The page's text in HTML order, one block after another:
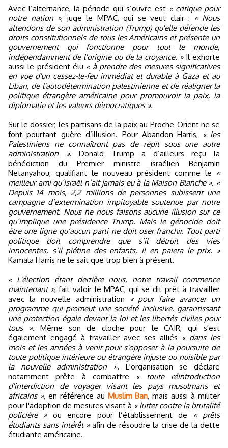
Avec l’alternance, la période qui s’ouvre est « critique pour
notre nation », juge le MPAC, qui se veut clair :
« Nous
attendons de son administration (Trump) qu'elle défende les
droits constitutionnels de tous les Américains et présente un
gouvernement qui fonctionne pour tout le monde,
indépendamment de l'origine ou de la croyance. »Il exhorte
aussi le président élu « à prendre des mesures significatives
en vue d'un cessez-le-feu immédiat et durable à Gaza et au
Liban, de l'autodétermination palestinienne et de réaligner la
politique étrangère américaine pour promouvoir la paix, la
diplomatie et les valeurs démocratiques ».
Sur le dossier, les partisans de la paix au Proche-Orient ne se
font pourtant guère d’illusion. Pour Abandon Harris,
« les
Palestiniens ne connaîtront pas de répit sous une autre
administration ». Donald Trump a d’ailleurs reçu la
bénédiction du Premier ministre israélien Benjamin
Netanyahou, qualifiant le nouveau président comme le
«
meilleur ami qu’Israël n’ait jamais eu à la Maison Blanche ». «
Depuis 14 mois, 2,2 millions de personnes subissent une
campagne d’extermination impitoyable soutenue par notre
gouvernement. Nous ne nous faisons aucune illusion sur ce
qu’implique une présidence Trump. Mais le génocide doit
être une ligne qu’aucun parti ne doit oser franchir. Tout parti
politique doit comprendre que s’il détruit des vies
innocentes, s’il piétine des enfants, il en paiera le prix. »
Kamala Harris ne le sait que trop bien à présent.
« L'élection étant derrière nous, notre travail commence
maintenant », fait valoir le MPAC, qui se dit prêt à travailler
avec la nouvelle administration
« pour faire avancer un
programme qui promeut une société inclusive, garantissant
une protection égale devant la loi et les libertés civiles pour
tous ». Même son de cloche pour le CAIR, qui s'est
également engagé à travailler avec ses alliés « dans les
mois et les années à venir pour s'opposer à la poursuite de
toute politique intérieure ou étrangère injuste ou nuisible par
la nouvelle administration ». L'organisation se déclare
notamment prête à combattre « toute réintroduction
d'interdiction de voyager visant les pays musulmans et
africains », en référence au Muslim Ban, mais aussi à militer
pour l'adoption de mesures visant à « lutter contre la brutalité
policière »ou encore pour l’établissement de
« prêts
étudiants sans intérêt »afin de résoudre la crise de la dette
étudiante américaine.